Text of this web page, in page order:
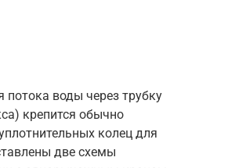
потока воды через трубку
крепится обычно
колец для
две схемы